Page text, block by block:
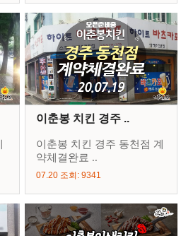
이춘봉 치킨 경주 ..
이춘봉 치킨 경주 동천점 계
약체결완료 ..
07.20 조회: 9341